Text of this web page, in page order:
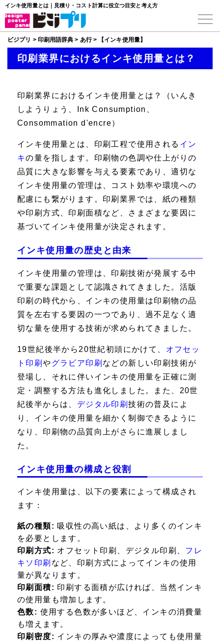
インキ使用量とは｜見積り・コスト計算に役立つ目安と考え方
ビジプリ > 印刷用語辞典 > あ行> 【インキ使用量】
印刷業界におけるインキ使用量とは？
印刷業界におけるインキ使用量とは？（いんき
しようりょう、Ink Consumption、
Consommation d'encre）
インキ使用量とは、印刷工程で使用される イン
キの量を指します。印刷物の色調や仕上がりの
品質に大きな影響を与える要素であり、適切な
インキ使用量の管理は、コスト効率や環境への
配慮にも繋がります。印刷業界では、紙の種類
や印刷方式、印刷面積など、さまざまな要因に
基づいてインキ使用量が決定されます。
インキ使用量の歴史と由来
インキ使用量の管理は、印刷技術が発展する中
で重要な課題として認識されてきました。活版
印刷の時代から、インキの使用量は印刷物の品
質を左右する要因の一つであり、過不足なく適
切な量を使用する技術が求められてきました。
19世紀後半から20世紀初頭にかけて、 オフセッ
ト印刷やグラビア印刷 などの新しい印刷技術が
登場し、それに伴いインキの使用量を正確に測
定・調整する方法も進化しました。また、20世
紀後半からは、 デジタル印刷技術の普及によ
り、インキの使用量を細かく制御できるように
なり、印刷物の品質向上がさらに進展しまし
た。
インキ使用量の構成と役割
インキ使用量は、以下の要素によって構成され
ます：
紙の種類: 吸収性の高い紙は、より多くのインキ
を必要とします。
印刷方式: オフセット印刷、デジタル印刷、 フレ
キソ印刷 など、印刷方式によってインキの使用
量が異なります。
印刷面積: 印刷する面積が広ければ、当然インキ
の使用量も増加します。
色数: 使用する色数が多いほど、インキの消費量
も増えます。
印刷密度: インキの厚みや濃度によっても使用量